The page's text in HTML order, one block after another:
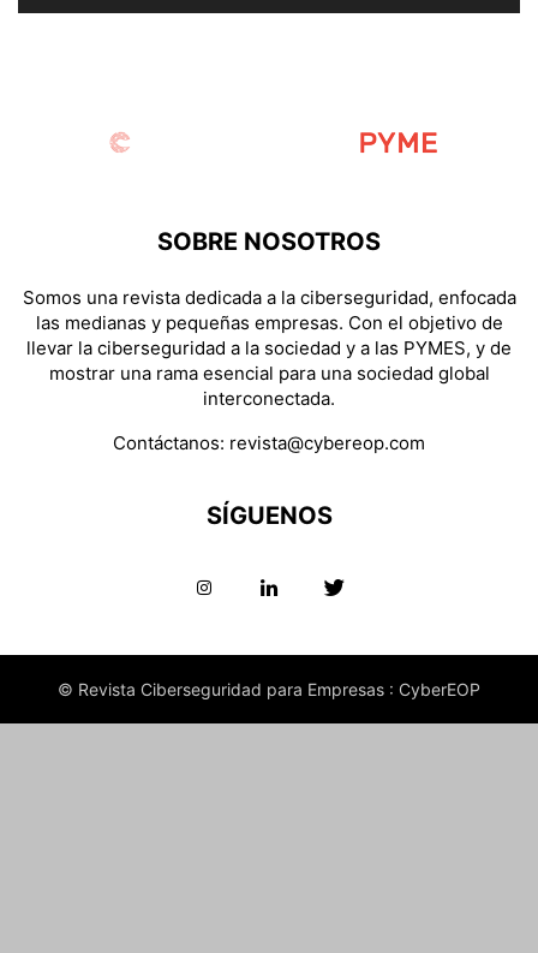
SOBRE NOSOTROS
Somos una revista dedicada a la ciberseguridad, enfocada
las medianas y pequeñas empresas. Con el objetivo de
llevar la ciberseguridad a la sociedad y a las PYMES, y de
mostrar una rama esencial para una sociedad global
interconectada.
Contáctanos: revista@cybereop.com
SÍGUENOS
© Revista Ciberseguridad para Empresas : CyberEOP